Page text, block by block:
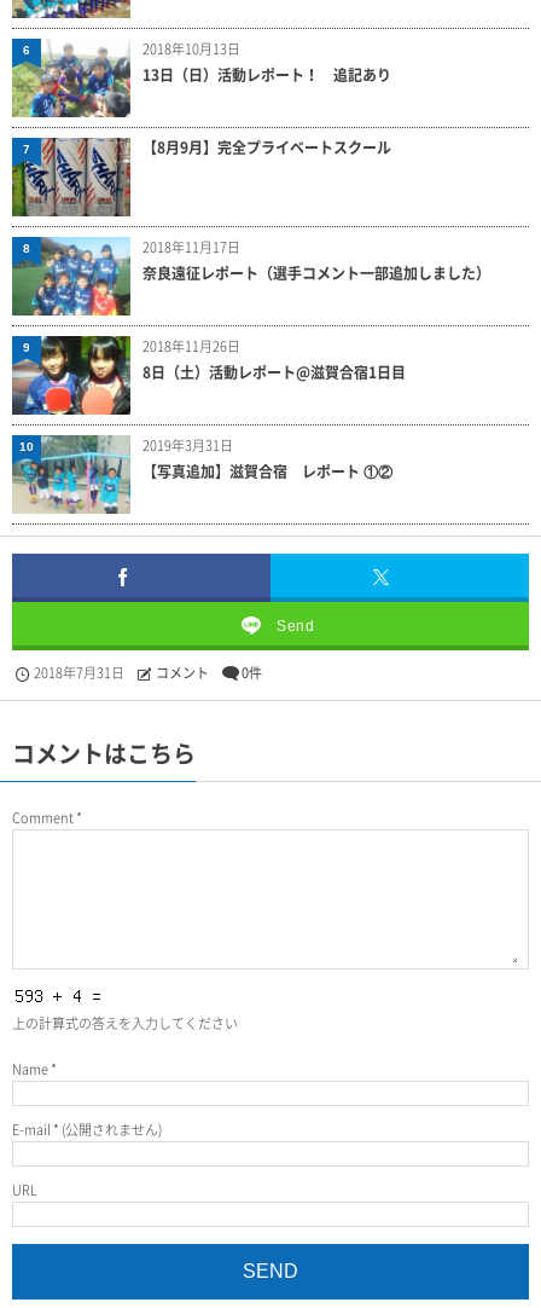
2018年10月13日
13日（日）活動レポート！ 追記あり
6
【8月9月】完全プライベートスクール
7
2018年11月17日
奈良遠征レポート（選手コメント一部追加しました）
8
2018年11月26日
8日（土）活動レポート@滋賀合宿1日目
9
2019年3月31日
【写真追加】滋賀合宿 レポート ①②
10
Send
2018年7月31日 コメント 0件
コメントはこちら
Comment*
上の計算式の答えを入力してください
Name*
E-mail * (公開されません)
URL